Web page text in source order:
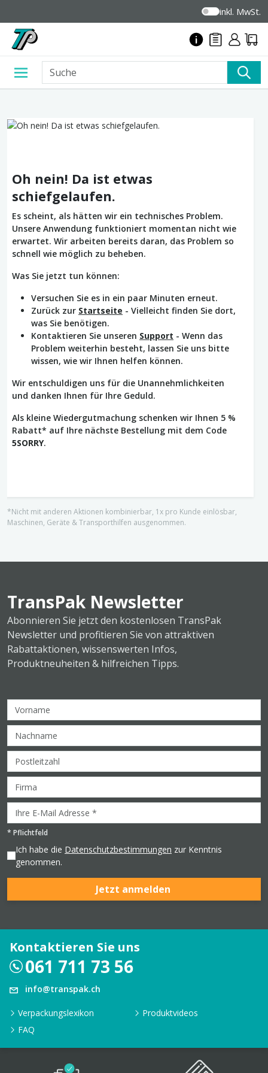
inkl. MwSt.
Oh nein! Da ist etwas
schiefgelaufen.
Es scheint, als hätten wir ein technisches Problem.
Unsere Anwendung funktioniert momentan nicht wie
erwartet. Wir arbeiten bereits daran, das Problem so
schnell wie möglich zu beheben.
Was Sie jetzt tun können:
Versuchen Sie es in ein paar Minuten erneut.
Zurück zur Startseite - Vielleicht finden Sie dort,
was Sie benötigen.
Kontaktieren Sie unseren Support - Wenn das
Problem weiterhin besteht, lassen Sie uns bitte
wissen, wie wir Ihnen helfen können.
Wir entschuldigen uns für die Unannehmlichkeiten
und danken Ihnen für Ihre Geduld.
Als kleine Wiedergutmachung schenken wir Ihnen 5 %
Rabatt* auf Ihre nächste Bestellung mit dem Code
5SORRY.
*Nicht mit anderen Aktionen kombinierbar, 1x pro Kunde einlösbar,
Maschinen, Geräte & Transporthilfen ausgenommen.
TransPak Newsletter
Abonnieren Sie jetzt den kostenlosen TransPak
Newsletter und profitieren Sie von attraktiven
Rabattaktionen, wissenswerten Infos,
Produktneuheiten & hilfreichen Tipps.
* Pflichtfeld
Ich habe die Datenschutzbestimmungen zur Kenntnis
genommen.
Jetzt anmelden
Kontaktieren Sie uns
061 711 73 56
info@transpak.ch
Verpackungslexikon
Produktvideos
FAQ